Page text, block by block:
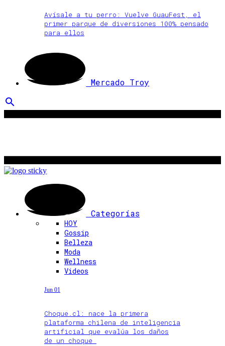
Avísale a tu perro: Vuelve GuauFest, el
primer parque de diversiones 100% pensado
para ellos
Mercado Troy
search
Categorías
HOY
Gossip
Belleza
Moda
Wellness
Videos
Jun 01
Choque.cl: nace la primera
plataforma chilena de inteligencia
artificial que evalúa los daños
de un choque